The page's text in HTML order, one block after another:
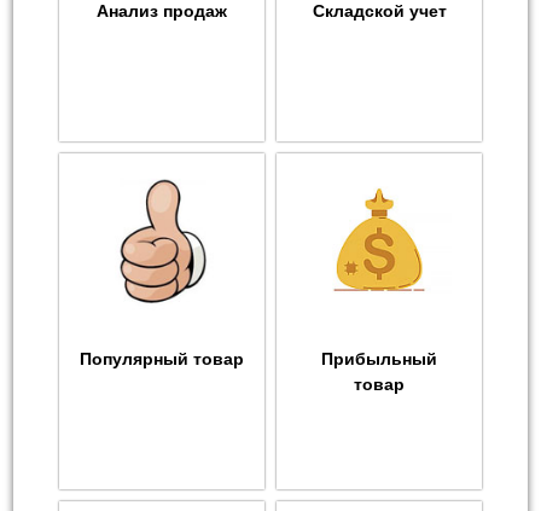
Анализ продаж Складской учет
Популярный товар
Прибыльный
товар